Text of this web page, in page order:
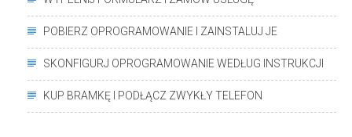
POBIERZ OPROGRAMOWANIE I ZAINSTALUJ JE
SKONFIGURJ OPROGRAMOWANIE WEDŁUG INSTRUKCJI
KUP BRAMKĘ I PODŁĄCZ ZWYKŁY TELEFON